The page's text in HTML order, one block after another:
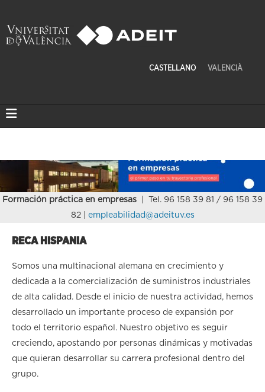
CASTELLANO VALENCIÀ
Formación práctica en empresas
| Tel. 96 158 39 81 / 96 158 39
82 | empleabilidad@adeituv.es
RECA HISPANIA
Somos una multinacional alemana en crecimiento y
dedicada a la comercialización de suministros industriales
de alta calidad. Desde el inicio de nuestra actividad, hemos
desarrollado un importante proceso de expansión por
todo el territorio español. Nuestro objetivo es seguir
creciendo, apostando por personas dinámicas y motivadas
que quieran desarrollar su carrera profesional dentro del
grupo.